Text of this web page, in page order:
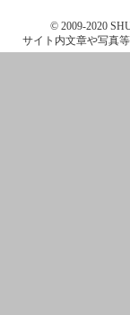
© 2009-2020
サイト内文章や写真